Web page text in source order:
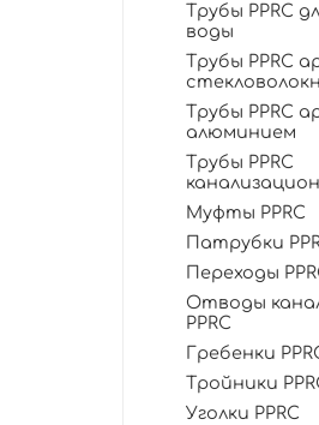
Трубы PPRC
воды
Трубы PPRC
Трубы PPRC
алюминием
Трубы PPRC
Муфты PPRC
Патрубки
Переходы
Отводы
PPRC
Гребенки
Тройники
Уголки PPRC